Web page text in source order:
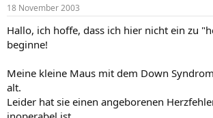
e
r
l
t
a
18 November 2003
Hallo, ich hoffe, dass ich hier nicht ein zu
beginne!
Meine kleine Maus mit dem Down
alt.
Leider hat sie einen angeborenen